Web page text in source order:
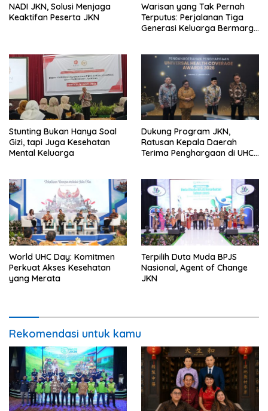
NADI JKN, Solusi Menjaga
Keaktifan Peserta JKN
Warisan yang Tak Pernah
Terputus: Perjalanan Tiga
Generasi Keluarga Bermarga
1936
Stunting Bukan Hanya Soal
Gizi, tapi Juga Kesehatan
Mental Keluarga
Dukung Program JKN,
Ratusan Kepala Daerah
Terima Penghargaan di UHC
World UHC Day: Komitmen
Perkuat Akses Kesehatan
yang Merata
Terpilih Duta Muda BPJS
Nasional, Agent of Change
JKN
Rekomendasi untuk kamu